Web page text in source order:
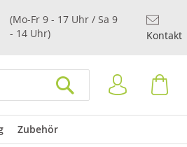
(Mo-Fr 9 - 17 Uhr / Sa 9
- 14 Uhr)
Kontakt
Anmelden
Zubehör